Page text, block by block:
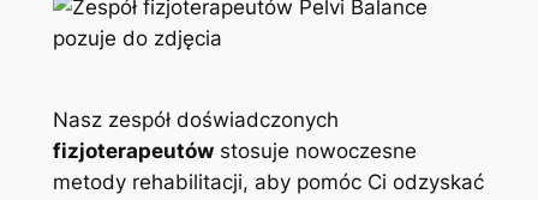
Nasz zespół doświadczonych
fizjoterapeutówstosuje nowoczesne
metody rehabilitacji, aby pomóc Ci odzyskać